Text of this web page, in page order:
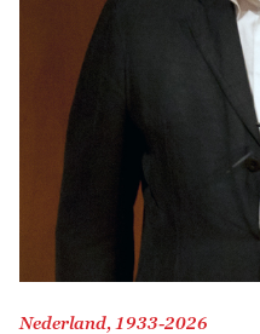
Nederland, 1933-2026